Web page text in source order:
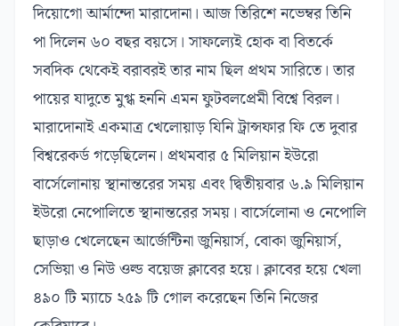
দিয়োগো আর্মান্দো মারাদোনা। আজ তিরিশে নভেম্বর তিনি
পা দিলেন ৬০ বছর বয়সে। সাফল্যেই হোক বা বিতর্কে
সবদিক থেকেই বরাবরই তার নাম ছিল প্রথম সারিতে। তার
পায়ের যাদুতে মুগ্ধ হননি এমন ফুটবলপ্রেমী বিশ্বে বিরল।
মারাদোনাই একমাত্র খেলোয়াড় যিনি ট্রান্সফার ফি তে দুবার
বিশ্বরেকর্ড গড়েছিলেন। প্রথমবার ৫ মিলিয়ান ইউরো
বার্সেলোনায় স্থানান্তরের সময় এবং দ্বিতীয়বার ৬.৯ মিলিয়ান
ইউরো নেপোলিতে স্থানান্তরের সময়। বার্সেলোনা ও নেপোলি
ছাড়াও খেলেছেন আর্জেন্টিনা জুনিয়ার্স, বোকা জুনিয়ার্স,
সেভিয়া ও নিউ ওল্ড বয়েজ ক্লাবের হয়ে। ক্লাবের হয়ে খেলা
৪৯০ টি ম্যাচে ২৫৯ টি গোল করেছেন তিনি নিজের